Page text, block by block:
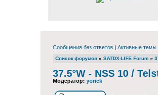
Сообщения без ответов | Активные темы
Список форумов » SATDX-LIFE Forum »
37.5°W - NSS 10 /
Модератор: yorick